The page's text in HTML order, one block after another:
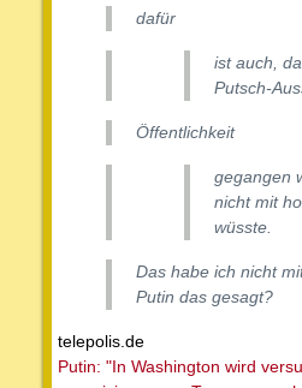
dafür
ist auch,
Putsch-
Öffentlichkeit
gegangen
nicht mit
wüsste.
Das habe ich nicht
Putin das gesagt?
telepolis.de
Putin: "In Washington wird